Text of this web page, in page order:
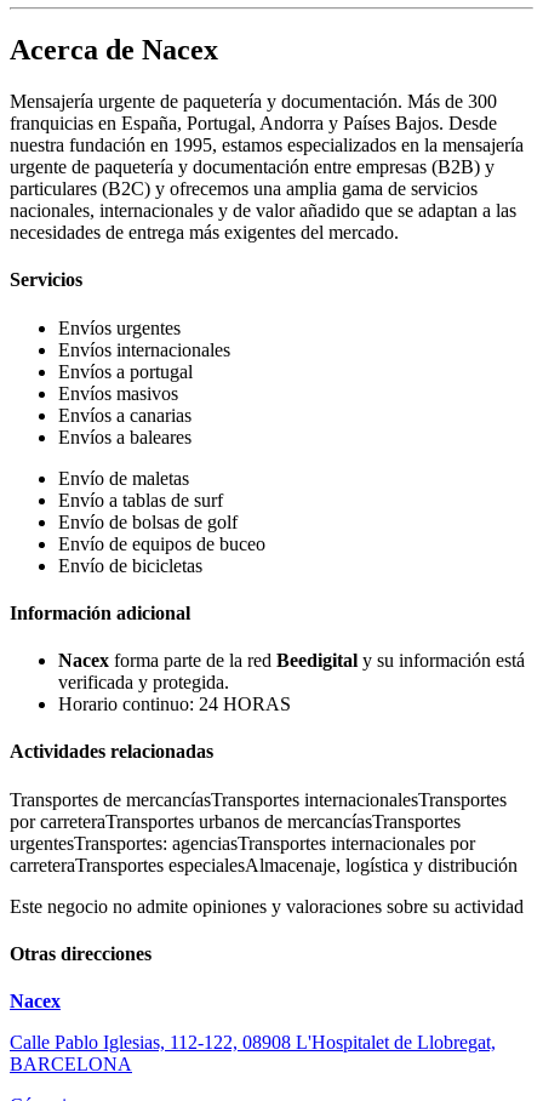
Acerca de Nacex
Mensajería urgente de paquetería y documentación. Más de 300
franquicias en España, Portugal, Andorra y Países Bajos. Desde
nuestra fundación en 1995, estamos especializados en la mensajería
urgente de paquetería y documentación entre empresas (B2B) y
particulares (B2C) y ofrecemos una amplia gama de servicios
nacionales, internacionales y de valor añadido que se adaptan a las
necesidades de entrega más exigentes del mercado.
Servicios
Envíos urgentes
Envíos internacionales
Envíos a portugal
Envíos masivos
Envíos a canarias
Envíos a baleares
Envío de maletas
Envío a tablas de surf
Envío de bolsas de golf
Envío de equipos de buceo
Envío de bicicletas
Información adicional
Nacex forma parte de la red Beedigital y su información está
verificada y protegida.
Horario continuo: 24 HORAS
Actividades relacionadas
Transportes de mercancíasTransportes internacionalesTransportes
por carreteraTransportes urbanos de mercancíasTransportes
urgentesTransportes: agenciasTransportes internacionales por
carreteraTransportes especialesAlmacenaje, logística y distribución
Este negocio no admite opiniones y valoraciones sobre su actividad
Otras direcciones
Nacex
Calle Pablo Iglesias, 112-122, 08908 L'Hospitalet de Llobregat,
BARCELONA